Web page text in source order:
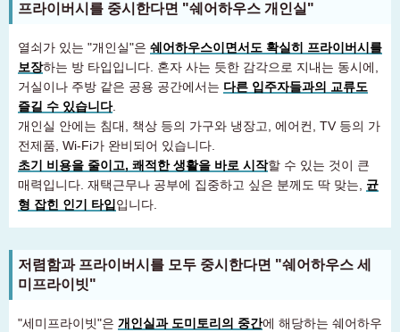
프라이버시를 중시한다면 "쉐어하우스 개인실"
열쇠가 있는 "개인실"은 쉐어하우스이면서도 확실히 프라이버시를
보장하는 방 타입입니다. 혼자 사는 듯한 감각으로 지내는 동시에,
거실이나 주방 같은 공용 공간에서는 다른 입주자들과의 교류도
즐길 수 있습니다.
개인실 안에는 침대, 책상 등의 가구와 냉장고, 에어컨, TV 등의 가
전제품, Wi-Fi가 완비되어 있습니다.
초기 비용을 줄이고, 쾌적한 생활을 바로 시작할 수 있는 것이 큰
매력입니다. 재택근무나 공부에 집중하고 싶은 분께도 딱 맞는, 균
형 잡힌 인기 타입입니다.
저렴함과 프라이버시를 모두 중시한다면 "쉐어하우스 세
미프라이빗"
"세미프라이빗"은 개인실과 도미토리의 중간에 해당하는 쉐어하우